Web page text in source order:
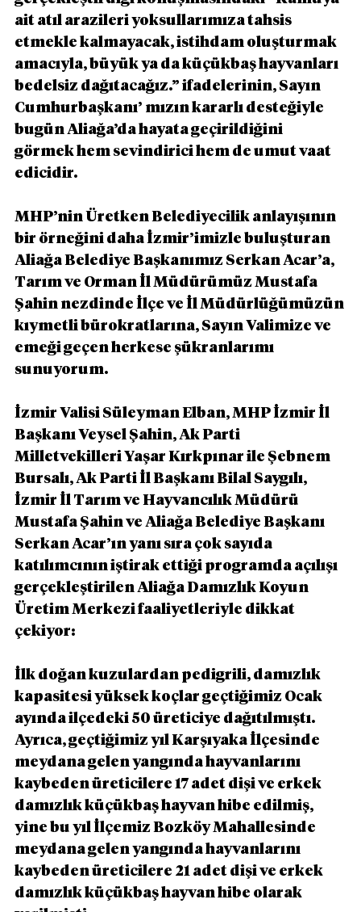
ait atıl arazileri yoksullarımıza tahsis
etmekle kalmayacak, istihdam oluşturmak
amacıyla, büyük ya da küçükbaş hayvanları
bedelsiz dağıtacağız.” ifadelerinin, Sayın
Cumhurbaşkanı’ mızın kararlı desteğiyle
bugün Aliağa’da hayata geçirildiğini
görmek hem sevindirici hem de umut vaat
edicidir.
MHP’nin Üretken Belediyecilik anlayışının
bir örneğini daha İzmir’imizle buluşturan
Aliağa Belediye Başkanımız Serkan Acar’a,
Tarım ve Orman İl Müdürümüz Mustafa
Şahin nezdinde İlçe ve İl Müdürlüğümüzün
kıymetli bürokratlarına, Sayın Valimize ve
emeği geçen herkese şükranlarımı
sunuyorum.
İzmir Valisi Süleyman Elban, MHP İzmir İl
Başkanı Veysel Şahin, Ak Parti
Milletvekilleri Yaşar Kırkpınar ile Şebnem
Bursalı, Ak Parti İl Başkanı Bilal Saygılı,
İzmir İl Tarım ve Hayvancılık Müdürü
Mustafa Şahin ve Aliağa Belediye Başkanı
Serkan Acar’ın yanı sıra çok sayıda
katılımcının iştirak ettiği programda açılışı
gerçekleştirilen Aliağa Damızlık Koyun
Üretim Merkezi faaliyetleriyle dikkat
çekiyor:
İlk doğan kuzulardan pedigrili, damızlık
kapasitesi yüksek koçlar geçtiğimiz Ocak
ayında ilçedeki 50 üreticiye dağıtılmıştı.
Ayrıca, geçtiğimiz yıl Karşıyaka İlçesinde
meydana gelen yangında hayvanlarını
kaybeden üreticilere 17 adet dişi ve erkek
damızlık küçükbaş hayvan hibe edilmiş,
yine bu yıl İlçemiz Bozköy Mahallesinde
meydana gelen yangında hayvanlarını
kaybeden üreticilere 21 adet dişi ve erkek
damızlık küçükbaş hayvan hibe olarak